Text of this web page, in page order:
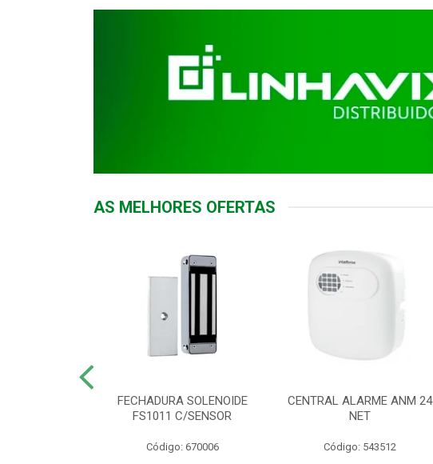
AS MELHORES OFERTAS
FECHADURA SOLENOIDE
FS1011 C/SENSOR
Código: 670006
CENTRAL ALARME ANM 24
NET
Código: 543512